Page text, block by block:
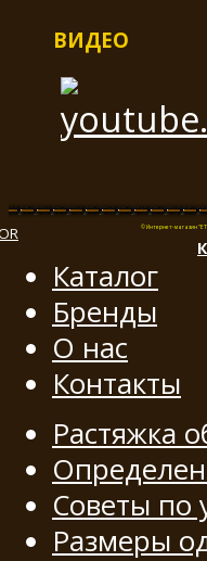
ВИДЕО
© Интернет-магазин
Каталог
Бренды
О нас
Контакты
Растяжка
Советы по
Размеры